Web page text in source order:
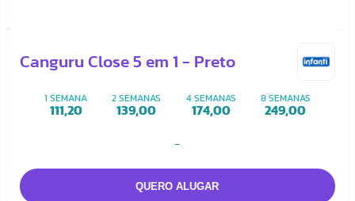
Canguru Close 5 em 1 - Preto
1 SEMANA
111,20
2 SEMANAS
139,00
4 SEMANAS
174,00
8 SEMANAS
249,00
-